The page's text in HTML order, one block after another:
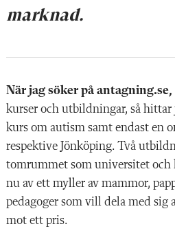
marknad.
När jag söker på antagning.se,
kurser och utbildningar, så hittar
kurs om autism samt endast en
respektive Jönköping. Två
tomrummet som universitet och
nu av ett myller av mammor,
pedagoger som vill dela med sig
mot ett pris.